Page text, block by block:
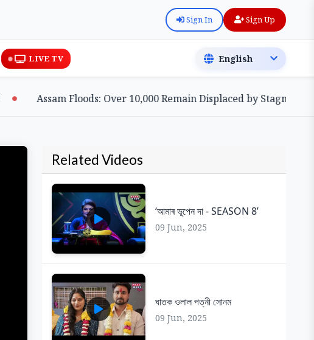
Sign In Sign Up
LIVE TV
Assam Floods: Over 10,000 Remain Displaced by Stagnant
Related Videos
‘আমাৰ ভূপেন দা - SEASON 8’
09 Jun, 2025
ঘাতক ওলাল পত্নী সোনম
09 Jun, 2025